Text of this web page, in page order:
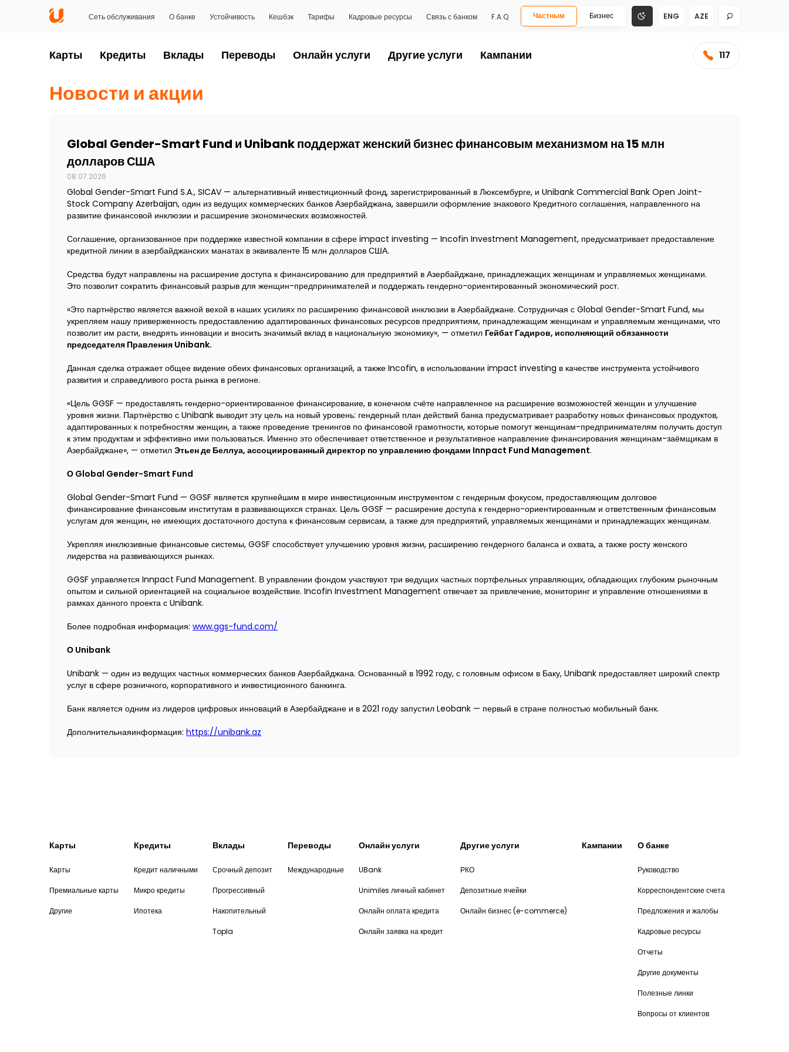
Сеть обслуживания О банке Устойчивость Кешбэк Тарифы Кадровые ресурсы Связь с банком F.A.Q Частным Бизнес ENG AZE
Карты Кредиты Вклады Переводы Онлайн услуги Другие услуги Кампании 117
Новости и акции
Global Gender-Smart Fund и Unibank поддержат женский бизнес финансовым механизмом на 15 млн
долларов США
08.07.2026
Global Gender-Smart Fund S.A., SICAV — альтернативный инвестиционный фонд, зарегистрированный в Люксембурге, и Unibank Commercial Bank Open Joint-
Stock Company Azerbaijan, один из ведущих коммерческих банков Азербайджана, завершили оформление знакового Кредитного соглашения, направленного на
развитие финансовой инклюзии и расширение экономических возможностей.
Соглашение, организованное при поддержке известной компании в сфере impact investing — Incofin Investment Management, предусматривает предоставление
кредитной линии в азербайджанских манатах в эквиваленте 15 млн долларов США.
Средства будут направлены на расширение доступа к финансированию для предприятий в Азербайджане, принадлежащих женщинам и управляемых женщинами.
Это позволит сократить финансовый разрыв для женщин-предпринимателей и поддержать гендерно-ориентированный экономический рост.
«Это партнёрство является важной вехой в наших усилиях по расширению финансовой инклюзии в Азербайджане. Сотрудничая с Global Gender-Smart Fund, мы
укрепляем нашу приверженность предоставлению адаптированных финансовых ресурсов предприятиям, принадлежащим женщинам и управляемым женщинами, что
позволит им расти, внедрять инновации и вносить значимый вклад в национальную экономику», — отметил Гейбат Гадиров, исполняющий обязанности
председателя Правления Unibank.
Данная сделка отражает общее видение обеих финансовых организаций, а также Incofin, в использовании impact investing в качестве инструмента устойчивого
развития и справедливого роста рынка в регионе.
«Цель GGSF — предоставлять гендерно-ориентированное финансирование, в конечном счёте направленное на расширение возможностей женщин и улучшение
уровня жизни. Партнёрство с Unibank выводит эту цель на новый уровень: гендерный план действий банка предусматривает разработку новых финансовых продуктов,
адаптированных к потребностям женщин, а также проведение тренингов по финансовой грамотности, которые помогут женщинам-предпринимателям получить доступ
к этим продуктам и эффективно ими пользоваться. Именно это обеспечивает ответственное и результативное направление финансирования женщинам-заёмщикам в
Азербайджане», — отметил Этьен де Беллуа, ассоциированный директор по управлению фондами Innpact Fund Management.
О Global Gender-Smart Fund
Global Gender-Smart Fund — GGSF является крупнейшим в мире инвестиционным инструментом с гендерным фокусом, предоставляющим долговое
финансирование финансовым институтам в развивающихся странах. Цель GGSF — расширение доступа к гендерно-ориентированным и ответственным финансовым
услугам для женщин, не имеющих достаточного доступа к финансовым сервисам, а также для предприятий, управляемых женщинами и принадлежащих женщинам.
Укрепляя инклюзивные финансовые системы, GGSF способствует улучшению уровня жизни, расширению гендерного баланса и охвата, а также росту женского
лидерства на развивающихся рынках.
GGSF управляется Innpact Fund Management. В управлении фондом участвуют три ведущих частных портфельных управляющих, обладающих глубоким рыночным
опытом и сильной ориентацией на социальное воздействие. Incofin Investment Management отвечает за привлечение, мониторинг и управление отношениями в
рамках данного проекта с Unibank.
Более подробная информация: www.ggs-fund.com/
О Unibank
Unibank — один из ведущих частных коммерческих банков Азербайджана. Основанный в 1992 году, с головным офисом в Баку, Unibank предоставляет широкий спектр
услуг в сфере розничного, корпоративного и инвестиционного банкинга.
Банк является одним из лидеров цифровых инноваций в Азербайджане и в 2021 году запустил Leobank — первый в стране полностью мобильный банк.
Дополнительнаяинформация: https://unibank.az
Карты
Карты
Премиальные карты
Другие
Кредиты
Кредит наличными
Микро кредиты
Ипотека
Вклады
Срочный депозит
Прогрессивный
Накопительный
Topla
Переводы
Международные
Онлайн услуги
UBank
Unimiles личный кабинет
Онлайн оплата кредита
Онлайн заявка на кредит
Другие услуги
РКО
Депозитные ячейки
Онлайн бизнес (e-commerce)
Кампании О банке
Руководство
Корреспондентские счета
Предложения и жалобы
Кадровые ресурсы
Отчеты
Другие документы
Полезные линки
Вопросы от клиентов